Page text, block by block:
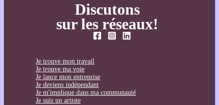
Discutons
sur les réseaux!
Je trouve mon travail
Je trouve ma voie
Je lance mon entreprise
Je deviens indépendant
Je m'implique dans ma communauté
Je suis un artiste